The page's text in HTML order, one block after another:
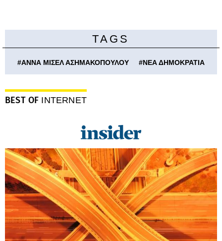
TAGS
#ΑΝΝΑ ΜΙΣΕΛ ΑΣΗΜΑΚΟΠΟΥΛΟΥ #ΝΕΑ ΔΗΜΟΚΡΑΤΙΑ
BEST OF INTERNET